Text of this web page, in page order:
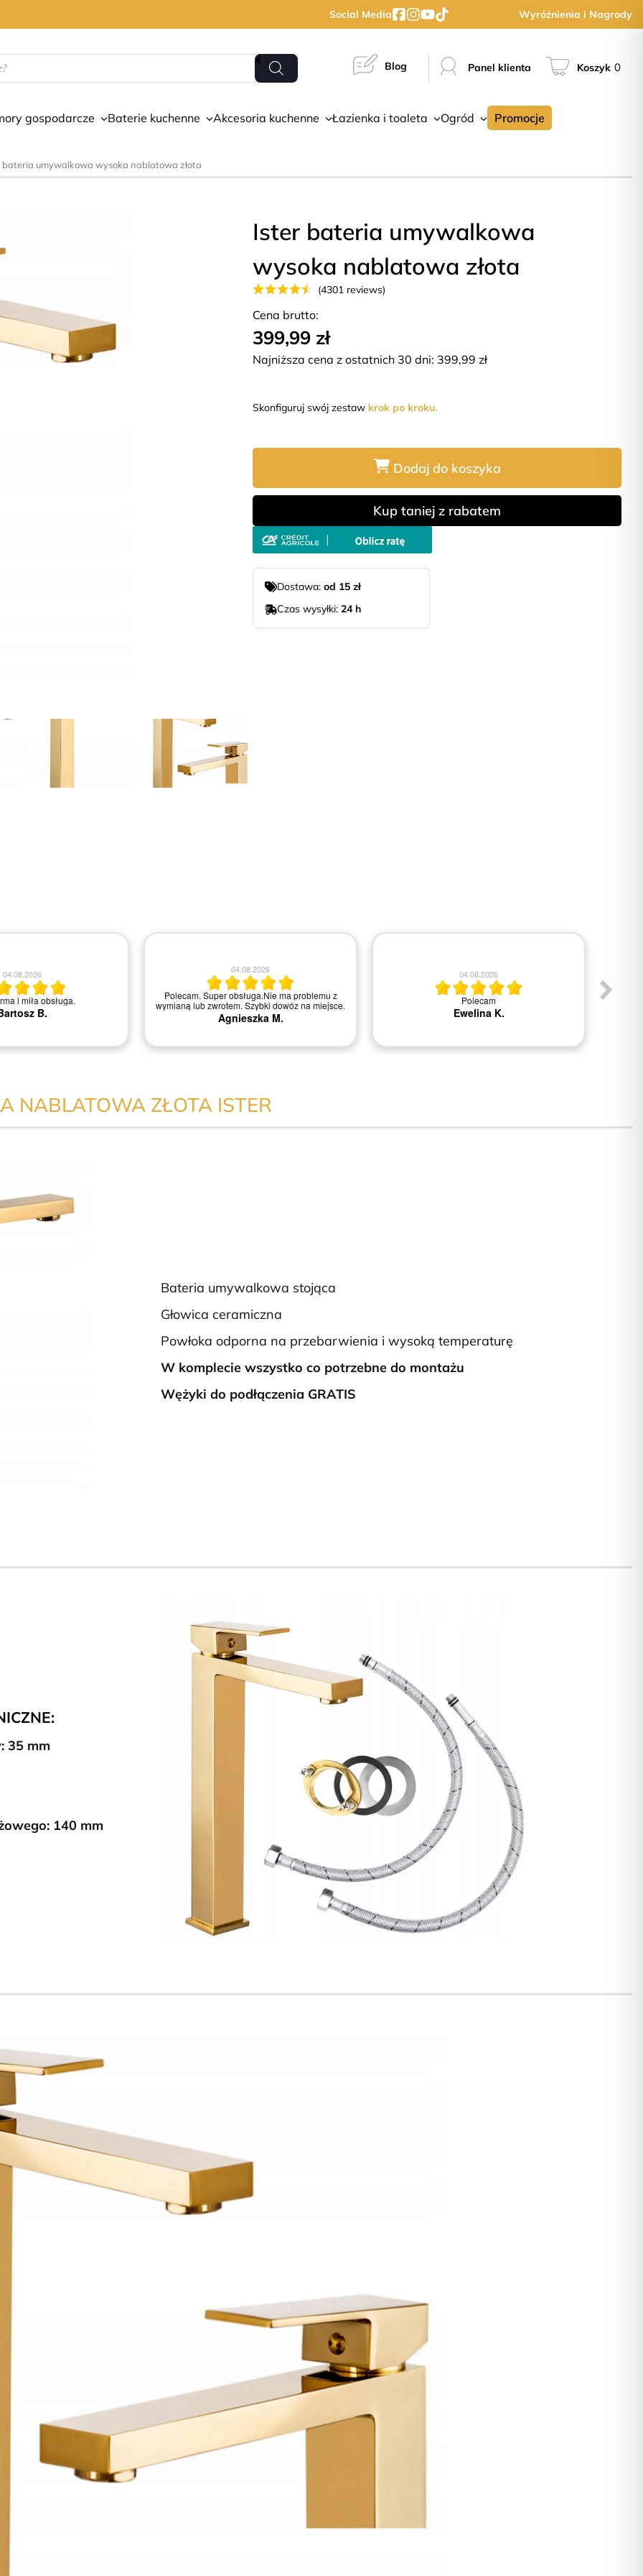
Social Media Wyróżnienia i Nagrody
Blog Panel klienta Koszyk 0
gospodarcze Baterie kuchenne Akcesoria kuchenne Łazienka i toaleta Ogród Promocje
umywalkowa wysoka nablatowa złota
Ister bateria umywalkowa
wysoka nablatowa złota
(4301 reviews)
Cena brutto:
399,99 zł
Najniższa cena z ostatnich 30 dni: 399,99zł
Skonfiguruj swój zestaw krok po kroku.
Dodaj do koszyka
Kup taniej z rabatem
Dostawa:od 15 zł
Czas wysyłki:24 h
04.08.2026
i miła obsługa.
B.
04.08.2026
Polecam. Super obsługa.Nie ma problemu z
wymianą lub zwrotem. Szybki dowóz na miejsce.
Agnieszka M.
04.08.2026
Polecam
Ewelina K.
NABLATOWA ZŁOTA ISTER
Bateria umywalkowa stojąca
Głowica ceramiczna
Powłoka odporna na przebarwienia i wysoką temperaturę
W komplecie wszystko co potrzebne do montażu
Wężyki do podłączenia GRATIS
35 mm
140 mm